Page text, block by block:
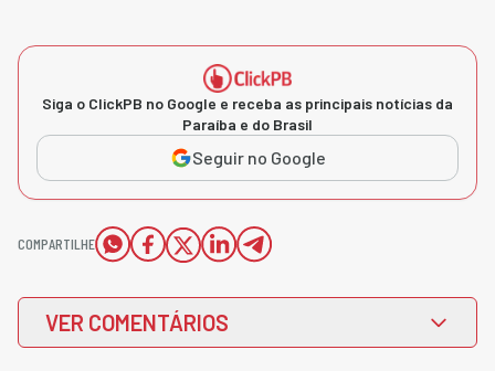
Siga o ClickPB no Google e receba as principais notícias da
Paraíba e do Brasil
Seguir no Google
COMPARTILHE
VER COMENTÁRIOS